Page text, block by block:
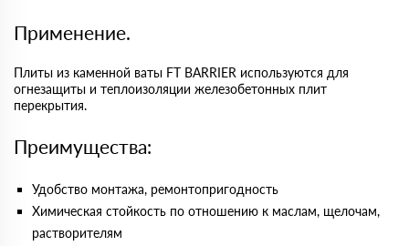
Применение.
Плиты из каменной ваты FT BARRIER используются для
огнезащиты и теплоизоляции железобетонных плит
перекрытия.
Преимущества:
Удобство монтажа, ремонтопригодность
Химическая стойкость по отношению к маслам, щелочам,
растворителям